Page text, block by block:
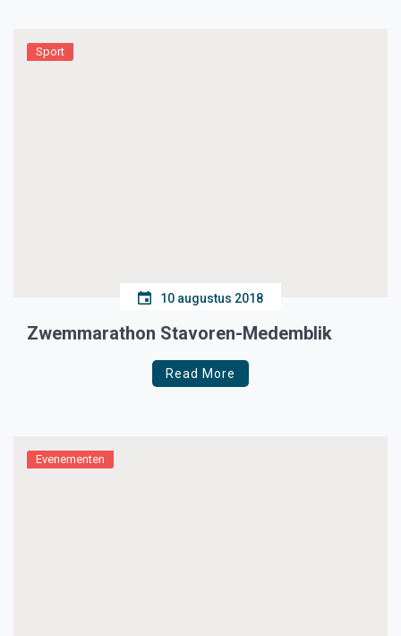
Sport
10 augustus 2018
Zwemmarathon Stavoren-Medemblik
Read More
Evenementen